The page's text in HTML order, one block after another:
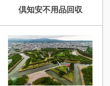
倶知安不用品回収